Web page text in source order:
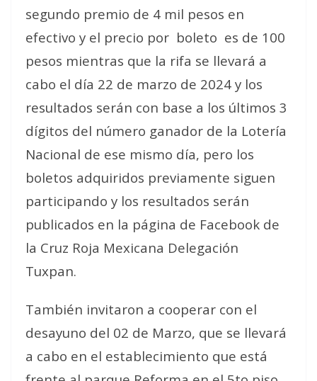
segundo premio de 4 mil pesos en
efectivo y el precio por boleto es de 100
pesos mientras que la rifa se llevará a
cabo el día 22 de marzo de 2024 y los
resultados serán con base a los últimos 3
dígitos del número ganador de la Lotería
Nacional de ese mismo día, pero los
boletos adquiridos previamente siguen
participando y los resultados serán
publicados en la página de Facebook de
la Cruz Roja Mexicana Delegación
Tuxpan.
También invitaron a cooperar con el
desayuno del 02 de Marzo, que se llevará
a cabo en el establecimiento que está